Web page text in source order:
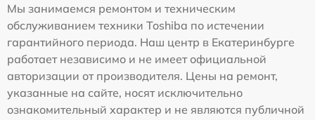
Мы занимаемся ремонтом и техническим
обслуживанием техники Toshiba по истечении
гарантийного периода. Наш центр в Екатеринбурге
работает независимо и не имеет официальной
авторизации от производителя. Цены на ремонт,
указанные на сайте, носят исключительно
ознакомительный характер и не являются публичной